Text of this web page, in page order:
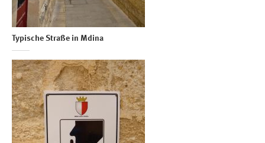
Typische Straße in Mdina